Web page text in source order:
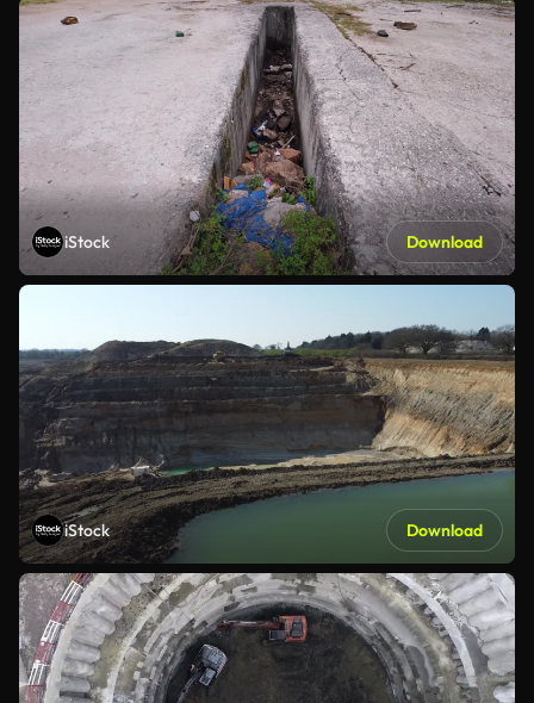
iStock Download
iStock Download